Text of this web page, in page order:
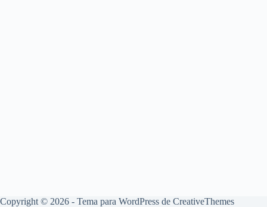
Copyright © 2026 - Tema para WordPress de CreativeThemes